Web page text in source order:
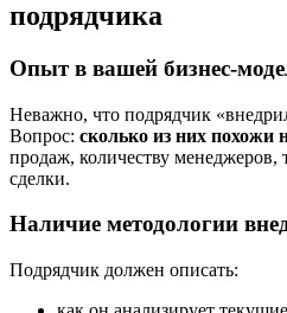
подрядчика
Опыт в вашей бизнес-
Неважно, что подрядчик
Вопрос: сколько из них похожи
продаж, количеству менеджеров,
сделки.
Наличие методологии
Подрядчик должен описать: